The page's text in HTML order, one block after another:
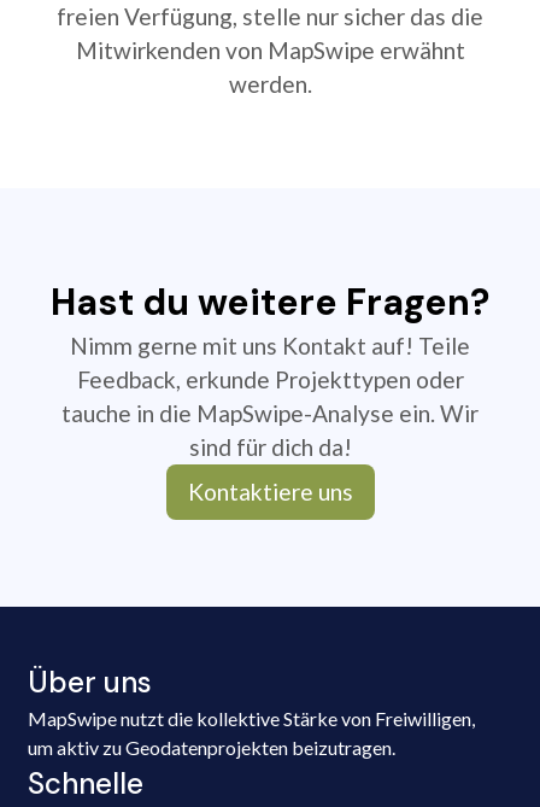
freien Verfügung, stelle nur sicher das die
Mitwirkenden von MapSwipe erwähnt
werden.
Hast du weitere Fragen?
Nimm gerne mit uns Kontakt auf! Teile
Feedback, erkunde Projekttypen oder
tauche in die MapSwipe-Analyse ein. Wir
sind für dich da!
Kontaktiere uns
Über uns
MapSwipe nutzt die kollektive Stärke von Freiwilligen,
um aktiv zu Geodatenprojekten beizutragen.
Schnelle